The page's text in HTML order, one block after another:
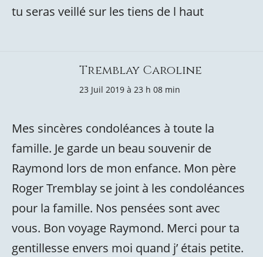
tu seras veillé sur les tiens de l haut
Tremblay Caroline
23 Juil 2019 à 23 h 08 min
Mes sincères condoléances à toute la
famille. Je garde un beau souvenir de
Raymond lors de mon enfance. Mon père
Roger Tremblay se joint à les condoléances
pour la famille. Nos pensées sont avec
vous. Bon voyage Raymond. Merci pour ta
gentillesse envers moi quand j’ étais petite.